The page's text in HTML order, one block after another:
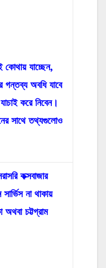
কোথায় যাচ্ছেন,
গন্তব্য অবধি যাবে
করে নিবেন।
সাথে তথ্যগুলোও
কক্সবাজার
না থাকায়
চট্টগ্রাম